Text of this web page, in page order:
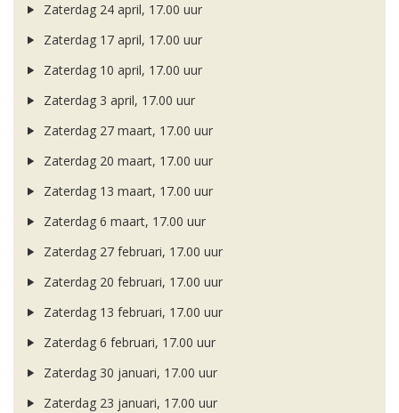
Zaterdag 24 april, 17.00 uur
Zaterdag 17 april, 17.00 uur
Zaterdag 10 april, 17.00 uur
Zaterdag 3 april, 17.00 uur
Zaterdag 27 maart, 17.00 uur
Zaterdag 20 maart, 17.00 uur
Zaterdag 13 maart, 17.00 uur
Zaterdag 6 maart, 17.00 uur
Zaterdag 27 februari, 17.00 uur
Zaterdag 20 februari, 17.00 uur
Zaterdag 13 februari, 17.00 uur
Zaterdag 6 februari, 17.00 uur
Zaterdag 30 januari, 17.00 uur
Zaterdag 23 januari, 17.00 uur